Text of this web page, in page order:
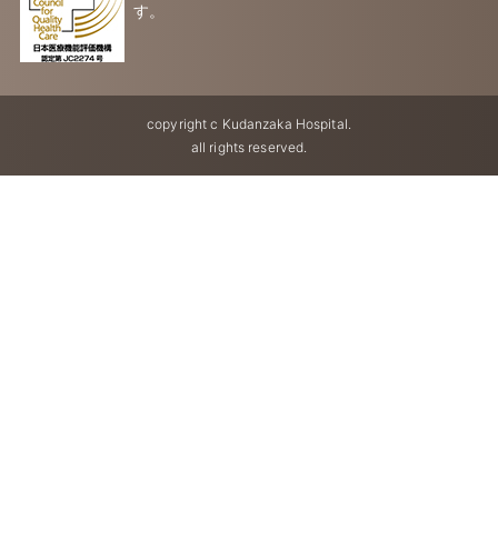
す。
copyright c Kudanzaka Hospital.
all rights reserved.